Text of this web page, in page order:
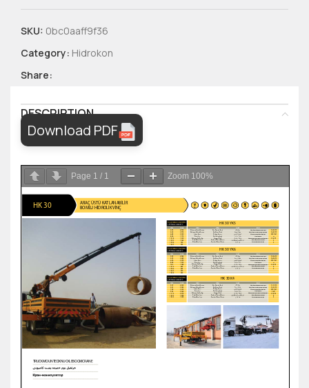
SKU: 0bc0aaff9f36
Category: Hidrokon
Share:
DESCRIPTION
Download PDF
Page 1 / 1 Zoom 100%